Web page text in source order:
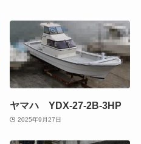
ヤマハ YDX-27-2B-3HP
2025年9月27日